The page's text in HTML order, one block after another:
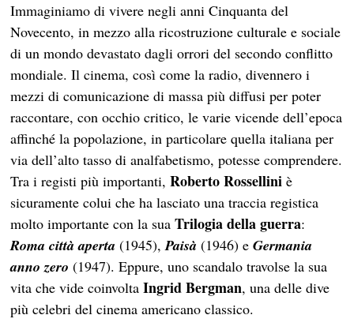
Immaginiamo di vivere negli anni Cinquanta del
Novecento, in mezzo alla ricostruzione culturale e sociale
di un mondo devastato dagli orrori del secondo conflitto
mondiale. Il cinema, così come la radio, divennero i
mezzi di comunicazione di massa più diffusi per poter
raccontare, con occhio critico, le varie vicende dell’epoca
affinché la popolazione, in particolare quella italiana per
via dell’alto tasso di analfabetismo, potesse comprendere.
Tra i registi più importanti,Roberto Rossellini è
sicuramente colui che ha lasciato una traccia registica
molto importante con la suaTrilogia della guerra:
Roma città aperta (1945),Paisà (1946) e Germania
anno zero (1947). Eppure, uno scandalo travolse la sua
vita che vide coinvoltaIngrid Bergman, una delle dive
più celebri del cinema americano classico.